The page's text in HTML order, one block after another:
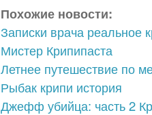
Похожие новости:
Записки врача реальное
Мистер Крипипаста
Летнее путешествие по
Рыбак крипи история
Джефф убийца: часть 2